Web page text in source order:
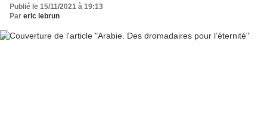
Publié le 15/11/2021 à 19:13
Par eric lebrun